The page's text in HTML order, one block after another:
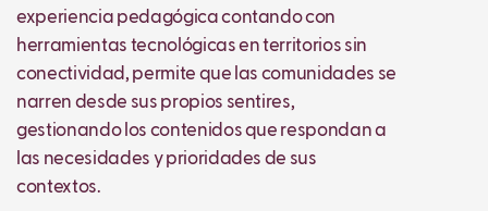
experiencia pedagógica contando con
herramientas tecnológicas en territorios sin
conectividad, permite que las comunidades se
narren desde sus propios sentires,
gestionando los contenidos que respondan a
las necesidades y prioridades de sus
contextos.